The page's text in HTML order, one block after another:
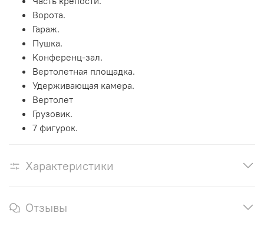
Ворота.
Гараж.
Пушка.
Конференц-зал.
Вертолетная площадка.
Удерживающая камера.
Вертолет
Грузовик.
7 фигурок.
Характеристики
Отзывы